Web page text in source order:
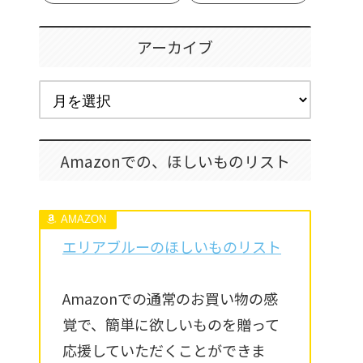
アーカイブ
Amazonでの、ほしいものリスト
エリアブルーのほしいものリスト
Amazonでの通常のお買い物の感
覚で、簡単に欲しいものを贈って
応援していただくことができま